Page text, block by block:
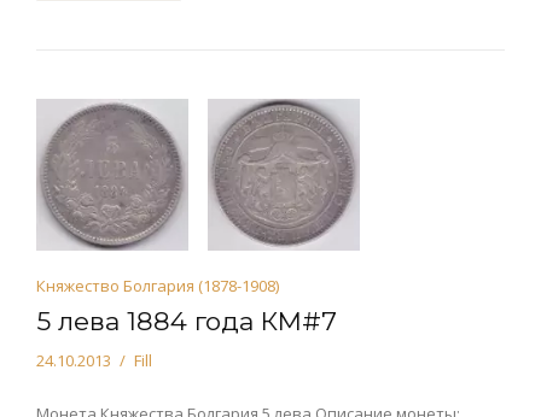
Княжество Болгария (1878-1908)
5 лева 1884 года КМ#7
24.10.2013 Fill